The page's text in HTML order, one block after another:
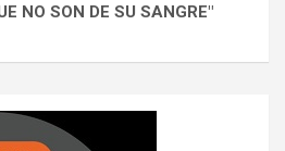
NO SON DE SU SANGRE"